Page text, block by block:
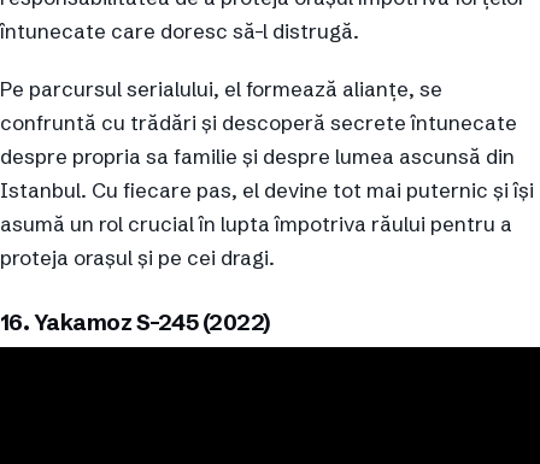
întunecate care doresc să-l distrugă.
Pe parcursul serialului, el formează alianțe, se
confruntă cu trădări și descoperă secrete întunecate
despre propria sa familie și despre lumea ascunsă din
Istanbul. Cu fiecare pas, el devine tot mai puternic și își
asumă un rol crucial în lupta împotriva răului pentru a
proteja orașul și pe cei dragi.
16. Yakamoz S-245 (2022)